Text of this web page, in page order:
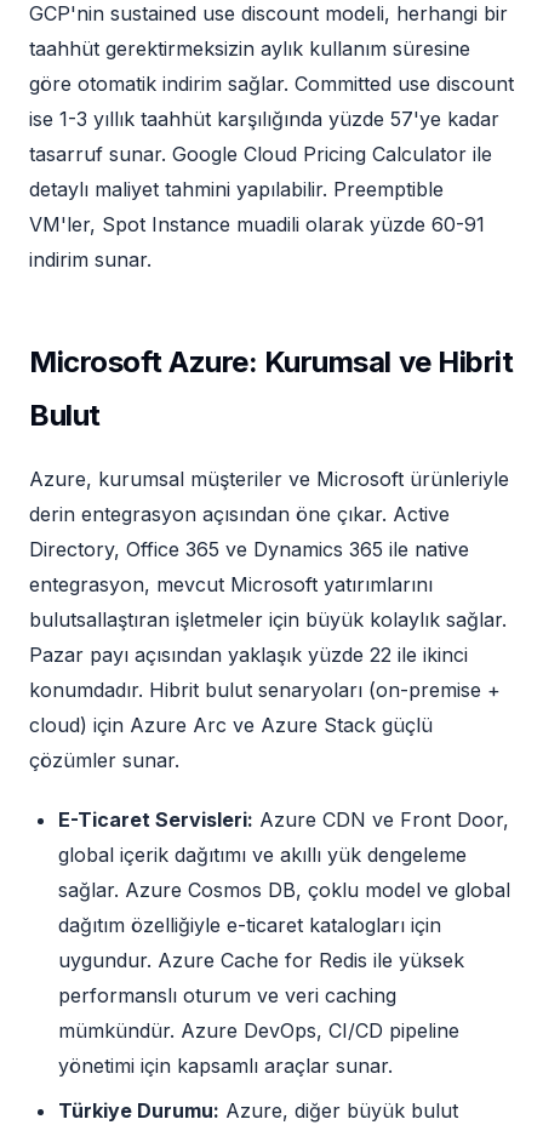
GCP'nin sustained use discount modeli, herhangi bir
taahhüt gerektirmeksizin aylık kullanım süresine
göre otomatik indirim sağlar. Committed use discount
ise 1-3 yıllık taahhüt karşılığında yüzde 57'ye kadar
tasarruf sunar. Google Cloud Pricing Calculator ile
detaylı maliyet tahmini yapılabilir. Preemptible
VM'ler, Spot Instance muadili olarak yüzde 60-91
indirim sunar.
Microsoft Azure: Kurumsal ve Hibrit
Bulut
Azure, kurumsal müşteriler ve Microsoft ürünleriyle
derin entegrasyon açısından öne çıkar. Active
Directory, Office 365 ve Dynamics 365 ile native
entegrasyon, mevcut Microsoft yatırımlarını
bulutsallaştıran işletmeler için büyük kolaylık sağlar.
Pazar payı açısından yaklaşık yüzde 22 ile ikinci
konumdadır. Hibrit bulut senaryoları (on-premise +
cloud) için Azure Arc ve Azure Stack güçlü
çözümler sunar.
E-Ticaret Servisleri: Azure CDN ve Front Door,
global içerik dağıtımı ve akıllı yük dengeleme
sağlar. Azure Cosmos DB, çoklu model ve global
dağıtım özelliğiyle e-ticaret katalogları için
uygundur. Azure Cache for Redis ile yüksek
performanslı oturum ve veri caching
mümkündür. Azure DevOps, CI/CD pipeline
yönetimi için kapsamlı araçlar sunar.
Türkiye Durumu: Azure, diğer büyük bulut